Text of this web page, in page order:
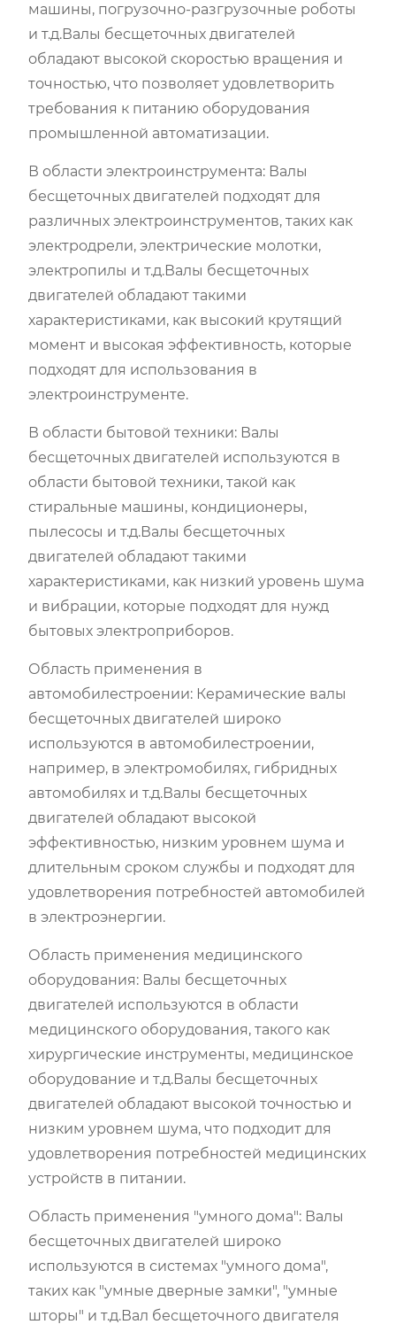
машины, погрузочно-разгрузочные роботы
и т.д.Валы бесщеточных двигателей
обладают высокой скоростью вращения и
точностью, что позволяет удовлетворить
требования к питанию оборудования
промышленной автоматизации.
В области электроинструмента: Валы
бесщеточных двигателей подходят для
различных электроинструментов, таких как
электродрели, электрические молотки,
электропилы и т.д.Валы бесщеточных
двигателей обладают такими
характеристиками, как высокий крутящий
момент и высокая эффективность, которые
подходят для использования в
электроинструменте.
В области бытовой техники: Валы
бесщеточных двигателей используются в
области бытовой техники, такой как
стиральные машины, кондиционеры,
пылесосы и т.д.Валы бесщеточных
двигателей обладают такими
характеристиками, как низкий уровень шума
и вибрации, которые подходят для нужд
бытовых электроприборов.
Область применения в
автомобилестроении: Керамические валы
бесщеточных двигателей широко
используются в автомобилестроении,
например, в электромобилях, гибридных
автомобилях и т.д.Валы бесщеточных
двигателей обладают высокой
эффективностью, низким уровнем шума и
длительным сроком службы и подходят для
удовлетворения потребностей автомобилей
в электроэнергии.
Область применения медицинского
оборудования: Валы бесщеточных
двигателей используются в области
медицинского оборудования, такого как
хирургические инструменты, медицинское
оборудование и т.д.Валы бесщеточных
двигателей обладают высокой точностью и
низким уровнем шума, что подходит для
удовлетворения потребностей медицинских
устройств в питании.
Область применения "умного дома": Валы
бесщеточных двигателей широко
используются в системах "умного дома",
таких как "умные дверные замки", "умные
шторы" и т.д.Вал бесщеточного двигателя